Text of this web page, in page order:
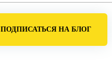
ПОДПИСАТЬСЯ НА БЛОГ